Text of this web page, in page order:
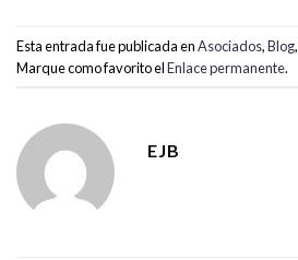
Esta entrada fue publicada enAsociados,Blog,
Marque como favorito elEnlace permanente.
EJB